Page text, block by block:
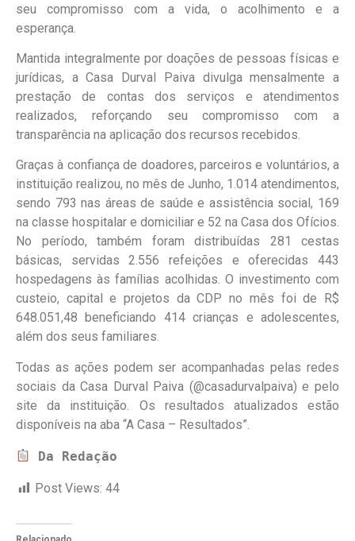
seu compromisso com a vida, o acolhimento e a
esperança.
Mantida integralmente por doações de pessoas físicas e
jurídicas, a Casa Durval Paiva divulga mensalmente a
prestação de contas dos serviços e atendimentos
realizados, reforçando seu compromisso com a
transparência na aplicação dos recursos recebidos.
Graças à confiança de doadores, parceiros e voluntários, a
instituição realizou, no mês de Junho, 1.014 atendimentos,
sendo 793 nas áreas de saúde e assistência social, 169
na classe hospitalar e domiciliar e 52 na Casa dos Ofícios.
No período, também foram distribuídas 281 cestas
básicas, servidas 2.556 refeições e oferecidas 443
hospedagens às famílias acolhidas. O investimento com
custeio, capital e projetos da CDP no mês foi de R$
648.051,48 beneficiando 414 crianças e adolescentes,
além dos seus familiares.
Todas as ações podem ser acompanhadas pelas redes
sociais da Casa Durval Paiva (@casadurvalpaiva) e pelo
site da instituição. Os resultados atualizados estão
disponíveis na aba “A Casa – Resultados”.
Da Redação
Post Views: 44